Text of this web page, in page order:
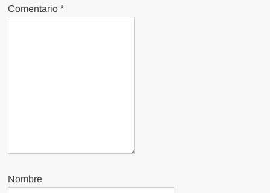
Comentario*
Nombre